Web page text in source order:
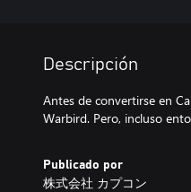
Descripción
Antes de convertirse en
Warbird. Pero, incluso
Publicado por
株式会社 カプコン